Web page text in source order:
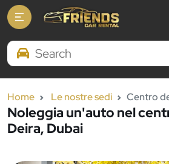
Search Brands
Home Le nostre sedi Centro
Noleggia un'auto nel
Deira, Dubai